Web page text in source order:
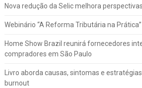
Nova redução da Selic melhora
Webinário “A Reforma Tributária na
Home Show Brazil reunirá fornecedores
compradores em São Paulo
Livro aborda causas, sintomas e
burnout